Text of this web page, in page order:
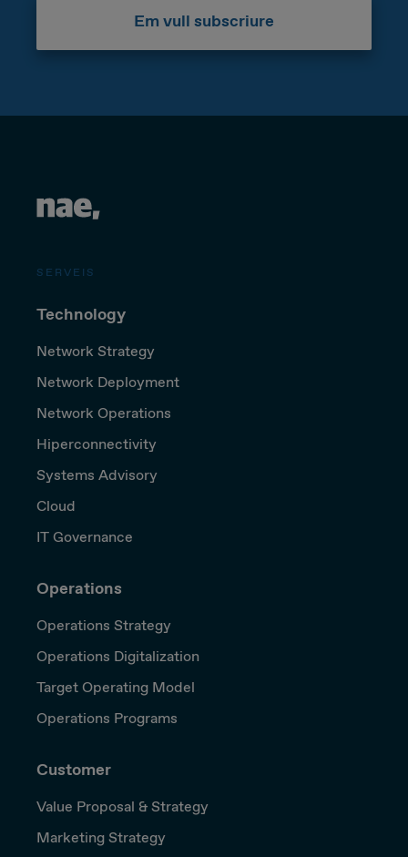
Em vull subscriure
SERVEIS
Technology
Network Strategy
Network Deployment
Network Operations
Hiperconnectivity
Systems Advisory
Cloud
IT Governance
Operations
Operations Strategy
Operations Digitalization
Target Operating Model
Operations Programs
Customer
Value Proposal & Strategy
Marketing Strategy